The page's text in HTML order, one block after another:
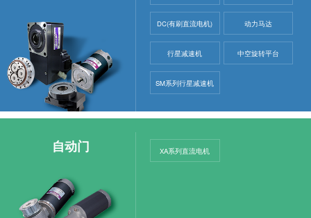
DC(有刷直流电机) 动力马达
行星减速机 中空旋转平台
SM系列行星减速机
自动门 XA系列直流电机